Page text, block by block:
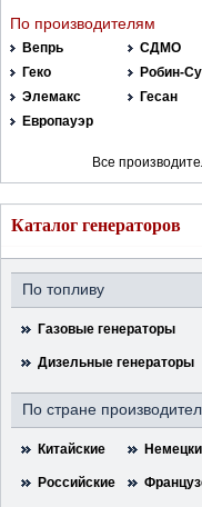
По производителям
Вепрь
СДМО
Геко
Робин-
Элемакс
Гесан
Европауэр
Все
Каталог генераторов
По топливу
Газовые генераторы
Дизельные генераторы
По стране
Китайские
Российские